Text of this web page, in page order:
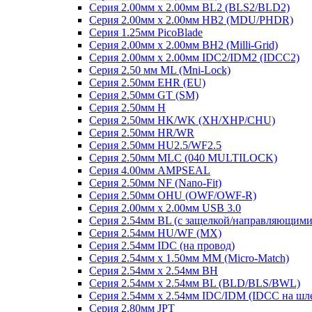
Серия 2.00мм x 2.00мм BL2 (BLS2/BLD2)
Серия 2.00мм x 2.00мм HB2 (MDU/PHDR)
Серия 1.25мм PicoBlade
Серия 2.00мм х 2.00мм BH2 (Milli-Grid)
Серия 2.00мм х 2.00мм IDC2/IDM2 (IDCC2)
Серия 2.50 мм ML (Mni-Lock)
Серия 2.50мм EHR (EU)
Серия 2.50мм GT (SM)
Серия 2.50мм H
Серия 2.50мм HK/WK (XH/XHP/CHU)
Серия 2.50мм HR/WR
Серия 2.50мм HU2.5/WF2.5
Серия 2.50мм MLC (040 MULTILOCK)
Серия 4.00мм AMPSEAL
Серия 2.50мм NF (Nano-Fit)
Серия 2.50мм OHU (OWF/OWF-R)
Серия 2.00мм x 2.00мм USB 3.0
Серия 2.54мм BL (с защелкой/
Серия 2.54мм HU/WF (MX)
Серия 2.54мм IDC (на провод)
Серия 2.54мм х 1.50мм MM (Micro-Match)
Серия 2.54мм х 2.54мм BH
Серия 2.54мм х 2.54мм BL (BLD/BLS/BWL)
Серия 2.54мм х 2.54мм IDC/IDM (IDCC на
Серия 2.80мм JPT